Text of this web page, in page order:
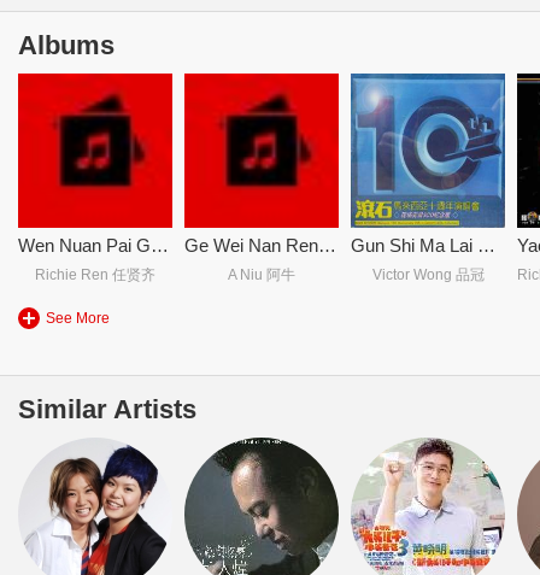
Albums
Wen Nuan Pai Guang Dong
Richie Ren 任贤齐
Ge Wei Nan Ren Xin Ku Shai 各位男人辛苦晒
A Niu 阿牛
Gun Shi Ma Lai Xi Ya Shi Zhou Nian Yan Chang Hui Xian Chang Shi Lu 3CD Ji Nian Ban 滚石马来西亚十周年演唱会现场实录3CD纪念版
Victor Wong 品冠
See More
Similar Artists